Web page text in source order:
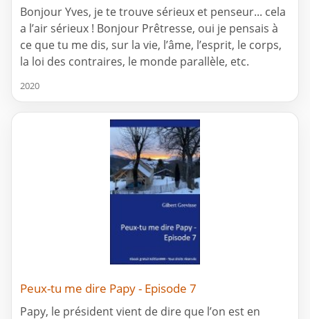
Bonjour Yves, je te trouve sérieux et penseur... cela
a l’air sérieux ! Bonjour Prêtresse, oui je pensais à
ce que tu me dis, sur la vie, l’âme, l’esprit, le corps,
la loi des contraires, le monde parallèle, etc.
2020
Peux-tu me dire Papy - Episode 7
Papy, le président vient de dire que l’on est en